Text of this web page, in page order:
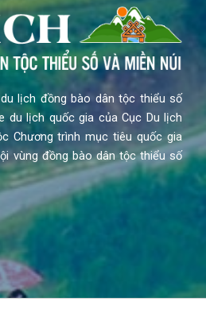
lịch đồng bào dân tộc thiểu số
du lịch quốc gia của Cục Du lịch
Chương trình mục tiêu quốc gia
vùng đồng bào dân tộc thiểu số